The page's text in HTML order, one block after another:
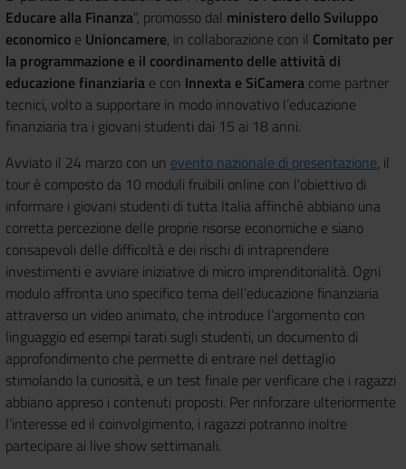
Educare alla Finanza", promosso dal ministero dello Sviluppo
economico e Unioncamere, in collaborazione con il Comitato per
la programmazione e il coordinamento delle attività di
educazione finanziaria e con Innexta e SiCamera come partner
tecnici, volto a supportare in modo innovativo l’educazione
finanziaria tra i giovani studenti dai 15 ai 18 anni.
Avviato il 24 marzo con un evento nazionale di presentazione, il
tour è composto da 10 moduli fruibili online con l'obiettivo di
informare i giovani studenti di tutta Italia affinchè abbiano una
corretta percezione delle proprie risorse economiche e siano
consapevoli delle difficoltà e dei rischi di intraprendere
investimenti e avviare iniziative di micro imprenditorialità. Ogni
modulo affronta uno specifico tema dell’educazione finanziaria
attraverso un video animato, che introduce l’argomento con
linguaggio ed esempi tarati sugli studenti, un documento di
approfondimento che permette di entrare nel dettaglio
stimolando la curiosità, e un test finale per verificare che i ragazzi
abbiano appreso i contenuti proposti. Per rinforzare ulteriormente
l’interesse ed il coinvolgimento, i ragazzi potranno inoltre
partecipare ai live show settimanali.